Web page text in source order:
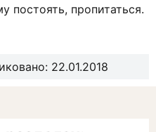
постоять, пропитаться.
22.01.2018